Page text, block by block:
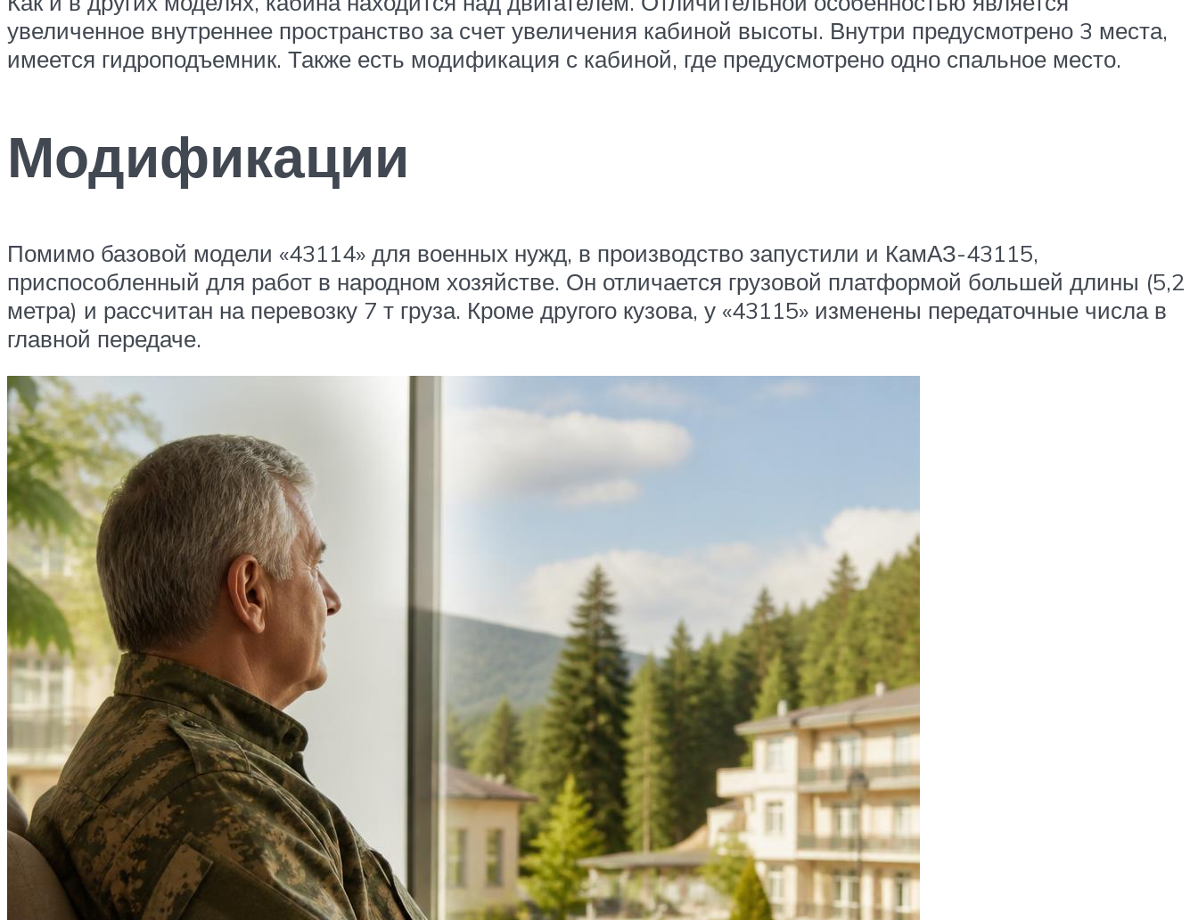
увеличенное внутреннее пространство за счет увеличения кабиной высоты. Внутри предусмотрено 3 места,
имеется гидроподъемник. Также есть модификация с кабиной, где предусмотрено одно спальное место.
Модификации
Помимо базовой модели «43114» для военных нужд, в производство запустили и КамАЗ-43115,
приспособленный для работ в народном хозяйстве. Он отличается грузовой платформой большей длины (5,2
метра) и рассчитан на перевозку 7 т груза. Кроме другого кузова, у «43115» изменены передаточные числа в
главной передаче.